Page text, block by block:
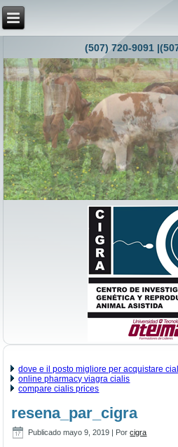
(507) 720-9091
dove e il posto migliore per acquistare
online pharmacy viagra cialis
compare cialis prices
resena_par_cigra
Publicado mayo 9, 2019 Por cigra